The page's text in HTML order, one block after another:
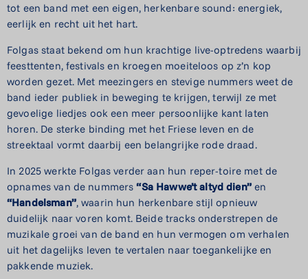
tot een band met een eigen, herkenbare sound: energiek,
eerlijk en recht uit het hart.
Folgas staat bekend om hun krachtige live-optredens waarbij
feesttenten, festivals en kroegen moeiteloos op z’n kop
worden gezet. Met meezingers en stevige nummers weet de
band ieder publiek in beweging te krijgen, terwijl ze met
gevoelige liedjes ook een meer persoonlijke kant laten
horen. De sterke binding met het Friese leven en de
streektaal vormt daarbij een belangrijke rode draad.
In 2025 werkte Folgas verder aan hun reper-toire met de
opnames van de nummers“Sa Hawwe’t altyd dien” en
“Handelsman”, waarin hun herkenbare stijl opnieuw
duidelijk naar voren komt. Beide tracks onderstrepen de
muzikale groei van de band en hun vermogen om verhalen
uit het dagelijks leven te vertalen naar toegankelijke en
pakkende muziek.